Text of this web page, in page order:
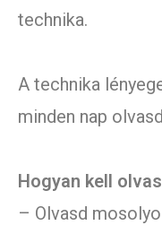
technika.
A technika
minden nap
Hogyan kell
– Olvasd